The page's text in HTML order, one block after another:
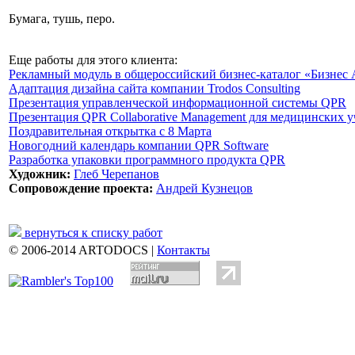
Бумага, тушь, перо.
Еще работы для этого клиента:
Рекламный модуль в общероссийский бизнес-каталог «Бизнес
Адаптация дизайна сайта компании Trodos Consulting
Презентация управленческой информационной системы QPR
Презентация QPR Collaborative Management для медицинских
Поздравительная открытка с 8 Марта
Новогодний календарь компании QPR Software
Разработка упаковки программного продукта QPR
Художник: Глеб Черепанов
Сопровождение проекта: Андрей Кузнецов
вернуться к списку работ
© 2006-2014 ARTODOCS | Контакты